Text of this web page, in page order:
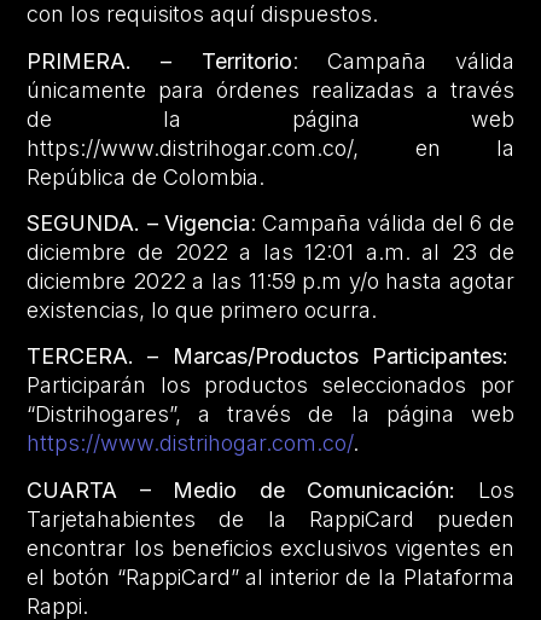
con los requisitos aquí dispuestos.
PRIMERA. – Territorio: Campaña válida
únicamente para órdenes realizadas a través
de la página web
https://www.distrihogar.com.co/, en la
República de Colombia.
SEGUNDA. – Vigencia: Campaña válida del 6 de
diciembre de 2022 a las 12:01 a.m. al 23 de
diciembre 2022 a las 11:59 p.m y/o hasta agotar
existencias, lo que primero ocurra.
TERCERA. – Marcas/Productos Participantes:
Participarán los productos seleccionados por
“Distrihogares”, a través de la página web
https://www.distrihogar.com.co/.
CUARTA – Medio de Comunicación: Los
Tarjetahabientes de la RappiCard pueden
encontrar los beneficios exclusivos vigentes en
el botón “RappiCard” al interior de la Plataforma
Rappi.